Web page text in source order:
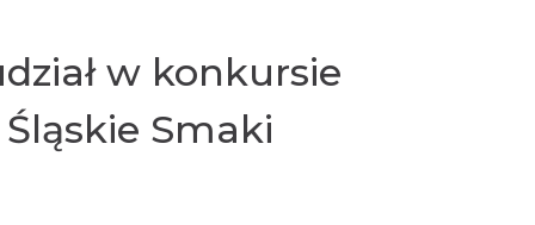
w konkursie
Smaki